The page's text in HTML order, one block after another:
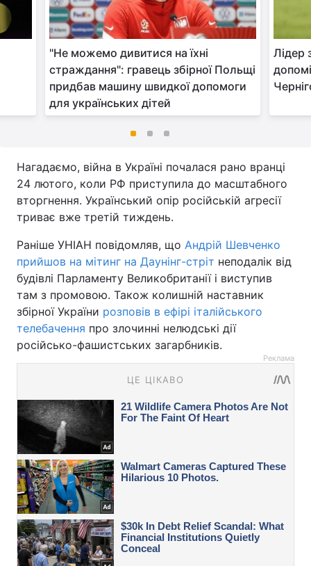
"Не можемо дивитися на їхні
страждання": гравець збірної Польщі
придбав машину швидкої допомоги
для українських дітей
Лідер
Нагадаємо, війна в Україні почалася рано вранці
24 лютого, коли РФ приступила до масштабного
вторгнення. Український опір російській агресії
триває вже третій тиждень.
Раніше УНІАН повідомляв, що Андрій Шевченко
прийшов на мітинг на Даунінг-стріт неподалік від
будівлі Парламенту Великобританії і виступив
там з промовою. Також колишній наставник
збірної України розповів в ефірі італійського
телебачення про злочинні нелюдські дії
російсько-фашистських загарбників.
Реклама